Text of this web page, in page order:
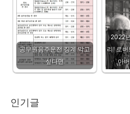
공무원음주운전 징계 막고
싶다면
2022
리! 로
아
인기글